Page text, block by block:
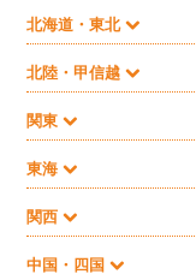
北海道・東北
北陸・甲信越
関東
東海
関西
中国・四国